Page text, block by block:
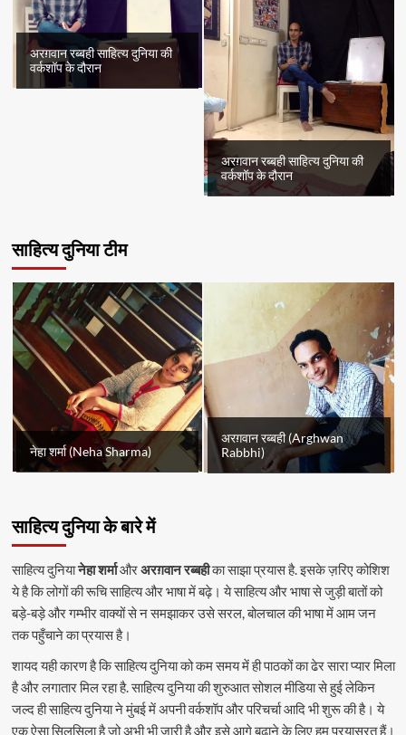
अरग़वान रब्बही साहित्य दुनिया की
वर्कशॉप के दौरान
अरग़वान रब्बही साहित्य दुनिया की
वर्कशॉप के दौरान
साहित्य दुनिया टीम
नेहा शर्मा (Neha Sharma)
अरग़वान रब्बही (Arghwan
Rabbhi)
साहित्य दुनिया के बारे में
साहित्य दुनियानेहा शर्माऔरअरग़वान रब्बहीका साझा प्रयास है. इसके ज़रिए कोशिश
ये है कि लोगों की रूचि साहित्य और भाषा में बढ़े। ये साहित्य और भाषा से जुड़ी बातों को
बड़े-बड़े और गम्भीर वाक्यों से न समझाकर उसे सरल, बोलचाल की भाषा में आम जन
तक पहुँचाने का प्रयास है।
शायद यही कारण है कि साहित्य दुनिया को कम समय में ही पाठकों का ढेर सारा प्यार मिला
है और लगातार मिल रहा है. साहित्य दुनिया की शुरुआत सोशल मीडिया से हुई लेकिन
जल्द ही साहित्य दुनिया ने मुंबई में अपनी वर्कशॉप और परिचर्चा आदि भी शुरू की है। ये
एक ऐसा सिलसिला है जो अभी भी जारी है और इसे आगे बढ़ाने के लिए हम प्रयासरत हैं।